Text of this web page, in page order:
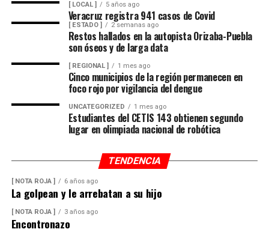
[ LOCAL ] 5 años ago
Veracruz registra 941 casos de Covid
[ ESTADO ] 2 semanas ago
Restos hallados en la autopista Orizaba-Puebla
son óseos y de larga data
[ REGIONAL ] 1 mes ago
Cinco municipios de la región permanecen en
foco rojo por vigilancia del dengue
UNCATEGORIZED 1 mes ago
Estudiantes del CETIS 143 obtienen segundo
lugar en olimpiada nacional de robótica
TENDENCIA
[ NOTA ROJA ] 6 años ago
La golpean y le arrebatan a su hijo
[ NOTA ROJA ] 3 años ago
Encontronazo